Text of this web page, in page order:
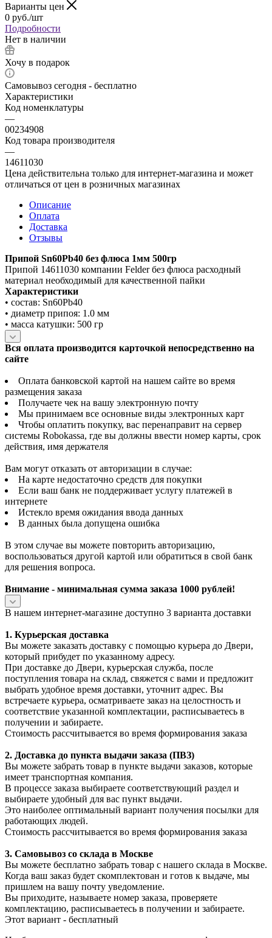
Варианты цен
0 руб./шт
Подробности
Нет в наличии
Хочу в подарок
Самовывоз сегодня - бесплатно
Характеристики
Код номенклатуры
—
00234908
Код товара производителя
—
14611030
Цена действительна только для интернет-магазина и может
отличаться от цен в розничных магазинах
Описание
Оплата
Доставка
Отзывы
Припой Sn60Pb40 без флюса 1мм 500гр
Припой 14611030 компании Felder без флюса расходный
материал необходимый для качественной пайки
Характеристики
• состав: Sn60Pb40
• диаметр припоя: 1.0 мм
• масса катушки: 500 гр
Вся оплата производится карточкой непосредственно на
сайте
Оплата банковской картой на нашем сайте во время
размещения заказа
Получаете чек на вашу электронную почту
Мы принимаем все основные виды электронных карт
Чтобы оплатить покупку, вас перенаправит на сервер
системы Robokassa, где вы должны ввести номер карты, срок
действия, имя держателя
Вам могут отказать от авторизации в случае:
На карте недостаточно средств для покупки
Если ваш банк не поддерживает услугу платежей в
интернете
Истекло время ожидания ввода данных
В данных была допущена ошибка
В этом случае вы можете повторить авторизацию,
воспользоваться другой картой или обратиться в свой банк
для решения вопроса.
Внимание - минимальная сумма заказа 1000 рублей!
В нашем интернет-магазине доступно 3 варианта доставки
1. Курьерская доставка
Вы можете заказать доставку с помощью курьера до Двери,
который прибудет по указанному адресу.
При доставке до Двери, курьерская служба, после
поступления товара на склад, свяжется с вами и предложит
выбрать удобное время доставки, уточнит адрес. Вы
встречаете курьера, осматриваете заказ на целостность и
соответствие указанной комплектации, расписываетесь в
получении и забираете.
Стоимость рассчитывается во время формирования заказа
2. Доставка до пункта выдачи заказа (ПВЗ)
Вы можете забрать товар в пункте выдачи заказов, которые
имеет транспортная компания.
В процессе заказа выбираете соответствующий раздел и
выбираете удобный для вас пункт выдачи.
Это наиболее оптимальный вариант получения посылки для
работающих людей.
Стоимость рассчитывается во время формирования заказа
3. Самовывоз со склада в Москве
Вы можете бесплатно забрать товар с нашего склада в Москве.
Когда ваш заказ будет скомплектован и готов к выдаче, мы
пришлем на вашу почту уведомление.
Вы приходите, называете номер заказа, проверяете
комплектацию, расписываетесь в получении и забираете.
Этот вариант - бесплатный